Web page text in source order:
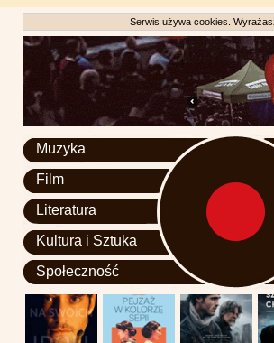
Serwis używa cookies.
Muzyka
Film
Literatura
Kultura i Sztuka
Społeczność